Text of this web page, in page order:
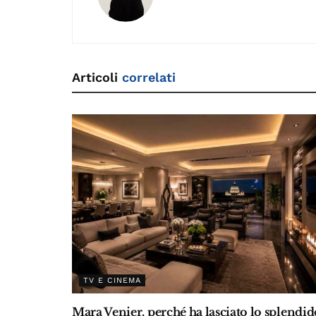
Articoli correlati
TV E CINEMA
Mara Venier, perché ha lasciato lo